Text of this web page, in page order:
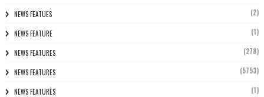
NEWS FEATUES (2)
NEWS FEATURE (1)
NEWS FEATURES (278)
NEWS FEATURES (5753)
NEWS FEATURÈS (1)